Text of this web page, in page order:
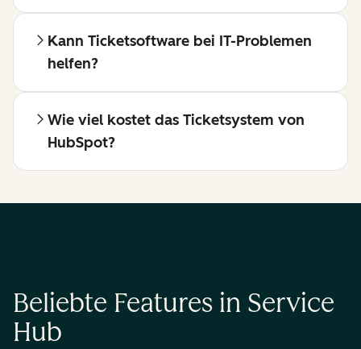
Kann Ticketsoftware bei IT-Problemen
helfen?
Wie viel kostet das Ticketsystem von
HubSpot?
Beliebte Features in Service
Hub